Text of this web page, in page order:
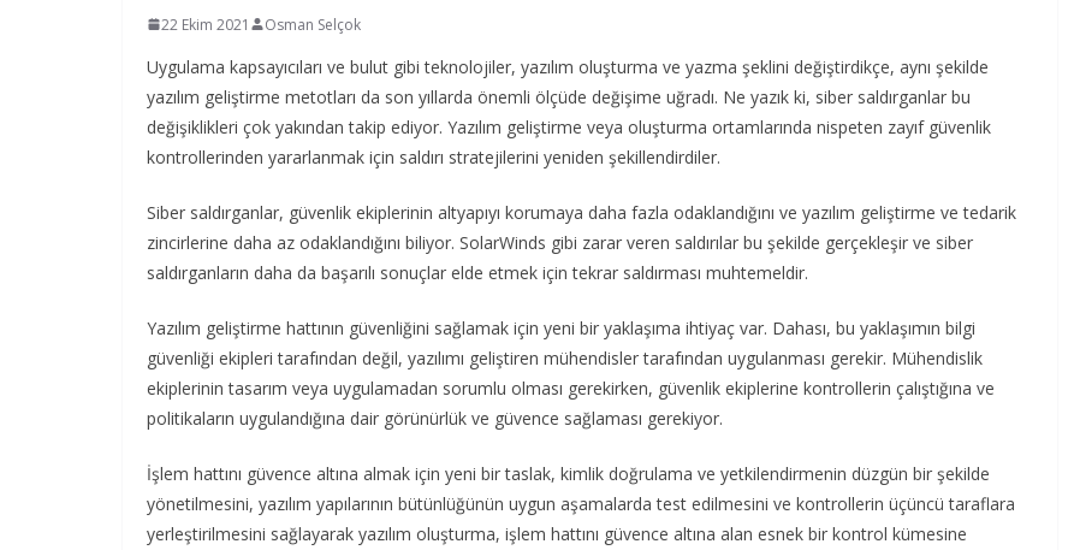
22 Ekim 2021 Osman Selçok
Uygulama kapsayıcıları ve bulut gibi teknolojiler, yazılım oluşturma ve yazma şeklini değiştirdikçe, aynı şekilde
yazılım geliştirme metotları da son yıllarda önemli ölçüde değişime uğradı. Ne yazık ki, siber saldırganlar bu
değişiklikleri çok yakından takip ediyor. Yazılım geliştirme veya oluşturma ortamlarında nispeten zayıf güvenlik
kontrollerinden yararlanmak için saldırı stratejilerini yeniden şekillendirdiler.
Siber saldırganlar, güvenlik ekiplerinin altyapıyı korumaya daha fazla odaklandığını ve yazılım geliştirme ve tedarik
zincirlerine daha az odaklandığını biliyor. SolarWinds gibi zarar veren saldırılar bu şekilde gerçekleşir ve siber
saldırganların daha da başarılı sonuçlar elde etmek için tekrar saldırması muhtemeldir.
Yazılım geliştirme hattının güvenliğini sağlamak için yeni bir yaklaşıma ihtiyaç var. Dahası, bu yaklaşımın bilgi
güvenliği ekipleri tarafından değil, yazılımı geliştiren mühendisler tarafından uygulanması gerekir. Mühendislik
ekiplerinin tasarım veya uygulamadan sorumlu olması gerekirken, güvenlik ekiplerine kontrollerin çalıştığına ve
politikaların uygulandığına dair görünürlük ve güvence sağlaması gerekiyor.
İşlem hattını güvence altına almak için yeni bir taslak, kimlik doğrulama ve yetkilendirmenin düzgün bir şekilde
yönetilmesini, yazılım yapılarının bütünlüğünün uygun aşamalarda test edilmesini ve kontrollerin üçüncü taraflara
yerleştirilmesini sağlayarak yazılım oluşturma, işlem hattını güvence altına alan esnek bir kontrol kümesine